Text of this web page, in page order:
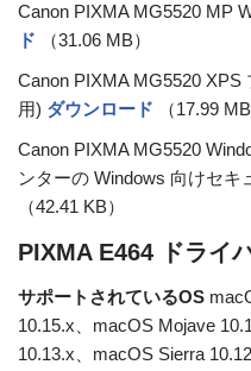
Canon PIXMA MG5520 MP
ド
（31.06 MB）
Canon PIXMA MG5520 XPS
用) ダウンロード
（17.99 MB
Canon PIXMA MG5520
ンターの Windows 向けセキ
（42.41 KB）
PIXMA E464 ドライ
サポートされているOS
10.15.x、macOS Mojave
10.13.x、macOS Sierra